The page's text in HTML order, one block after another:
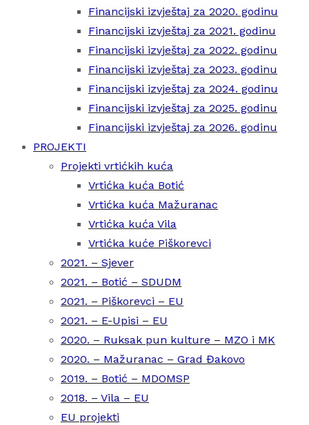
Financijski izvještaj za 2020. godinu
Financijski izvještaj za 2021. godinu
Financijski izvještaj za 2022. godinu
Financijski izvještaj za 2023. godinu
Financijski izvještaj za 2024. godinu
Financijski izvještaj za 2025. godinu
Financijski izvještaj za 2026. godinu
PROJEKTI
Projekti vrtićkih kuća
Vrtićka kuća Botić
Vrtićka kuća Mažuranac
Vrtićka kuća Vila
Vrtićka kuće Piškorevci
2021. – Sjever
2021. – Botić – SDUDM
2021. – Piškorevci – EU
2021. – E-Upisi – EU
2020. – Ruksak pun kulture – MZO i MK
2020. – Mažuranac – Grad Đakovo
2019. – Botić – MDOMSP
2018. – Vila – EU
EU projekti